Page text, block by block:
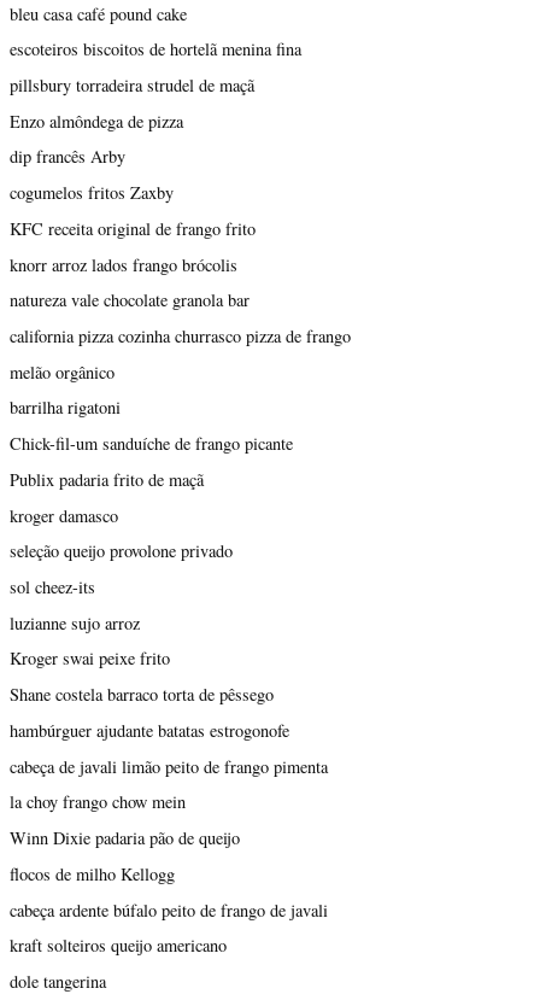
bleu casa café pound cake
escoteiros biscoitos de hortelã menina fina
pillsbury torradeira strudel de maçã
Enzo almôndega de pizza
dip francês Arby
cogumelos fritos Zaxby
KFC receita original de frango frito
knorr arroz lados frango brócolis
natureza vale chocolate granola bar
california pizza cozinha churrasco pizza de frango
melão orgânico
barrilha rigatoni
Chick-fil-um sanduíche de frango picante
Publix padaria frito de maçã
kroger damasco
seleção queijo provolone privado
sol cheez-its
luzianne sujo arroz
Kroger swai peixe frito
Shane costela barraco torta de pêssego
hambúrguer ajudante batatas estrogonofe
cabeça de javali limão peito de frango pimenta
la choy frango chow mein
Winn Dixie padaria pão de queijo
flocos de milho Kellogg
cabeça ardente búfalo peito de frango de javali
kraft solteiros queijo americano
dole tangerina